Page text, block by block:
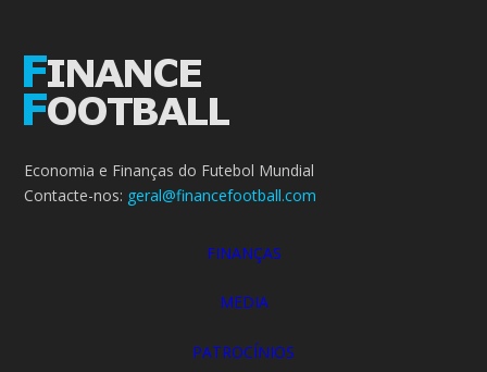
Economia e Finanças do Futebol Mundial
Contacte-nos: geral@financefootball.com
FINANÇAS
MEDIA
PATROCÍNIOS